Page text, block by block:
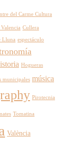
del Carme Cultura
Cullera
Lluna espectáculo
Hogueras
municipales música
Pirotecnia
Tomatina
València